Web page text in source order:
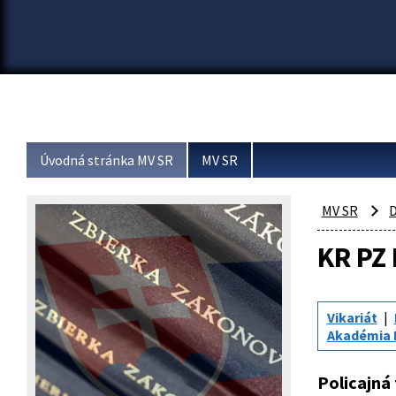
Úvodná stránka MV SR MV SR
MV SR
KR PZ
Vikariát
Akadémia
Policajná